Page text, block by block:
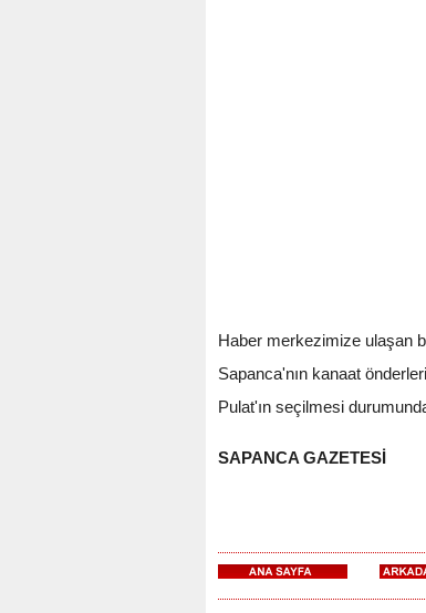
Haber merkezimize ulaşan
Sapanca'nın kanaat
Pulat'ın seçilmesi
SAPANCA GAZETESİ